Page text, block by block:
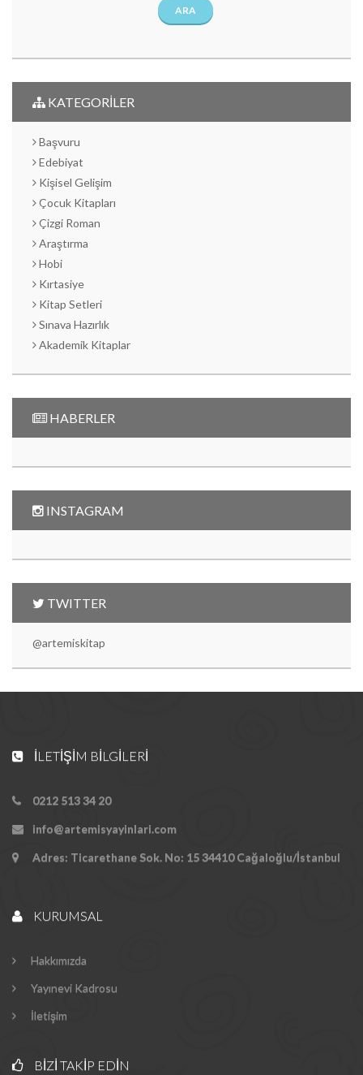
ARA
KATEGORİLER
Başvuru
Edebiyat
Kişisel Gelişim
Çocuk Kitapları
Çizgi Roman
Araştırma
Hobi
Kırtasiye
Kitap Setleri
Sınava Hazırlık
Akademik Kitaplar
HABERLER
INSTAGRAM
TWITTER
@artemiskitap
İLETIŞIM BILGILERI
0212 513 34 20
info@artemisyayinlari.com
Adres: Ticarethane Sok. No: 15 34410 Cağaloğlu/İstanbul
KURUMSAL
Hakkımızda
Yayınevi Kadrosu
İletişim
BIZI TAKIP EDIN